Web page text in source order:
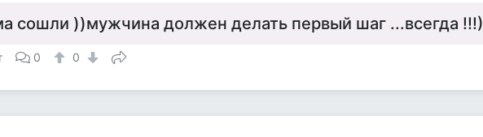
сошли ))мужчина должен делать первый шаг ...всегда !!!)
0 0